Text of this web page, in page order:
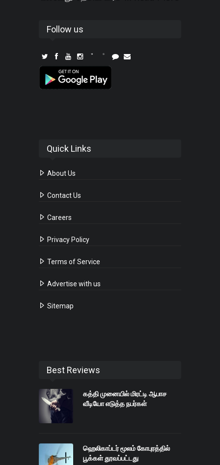
Follow us
Quick Links
About Us
Contact Us
Careers
Privacy Policy
Terms of Service
Advertise with us
Sitemap
Best Reviews
கத்தி முனையில் மிரட்டி ஆபாச
வீடியோ எடுத்த நபர்கள்
ஹெலிகாப்டர் மூலம் கோபுரத்தில்
பூக்கள் தூவப்பட்டது